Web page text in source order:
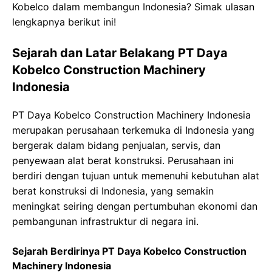
Kobelco dalam membangun Indonesia? Simak ulasan
lengkapnya berikut ini!
Sejarah dan Latar Belakang PT Daya
Kobelco Construction Machinery
Indonesia
PT Daya Kobelco Construction Machinery Indonesia
merupakan perusahaan terkemuka di Indonesia yang
bergerak dalam bidang penjualan, servis, dan
penyewaan alat berat konstruksi. Perusahaan ini
berdiri dengan tujuan untuk memenuhi kebutuhan alat
berat konstruksi di Indonesia, yang semakin
meningkat seiring dengan pertumbuhan ekonomi dan
pembangunan infrastruktur di negara ini.
Sejarah Berdirinya PT Daya Kobelco Construction
Machinery Indonesia